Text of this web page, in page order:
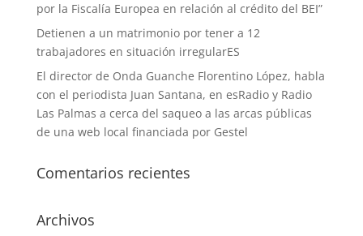
por la Fiscalía Europea en relación al crédito del BEI”
Detienen a un matrimonio por tener a 12
trabajadores en situación irregularES
El director de Onda Guanche Florentino López, habla
con el periodista Juan Santana, en esRadio y Radio
Las Palmas a cerca del saqueo a las arcas públicas
de una web local financiada por Gestel
Comentarios recientes
Archivos